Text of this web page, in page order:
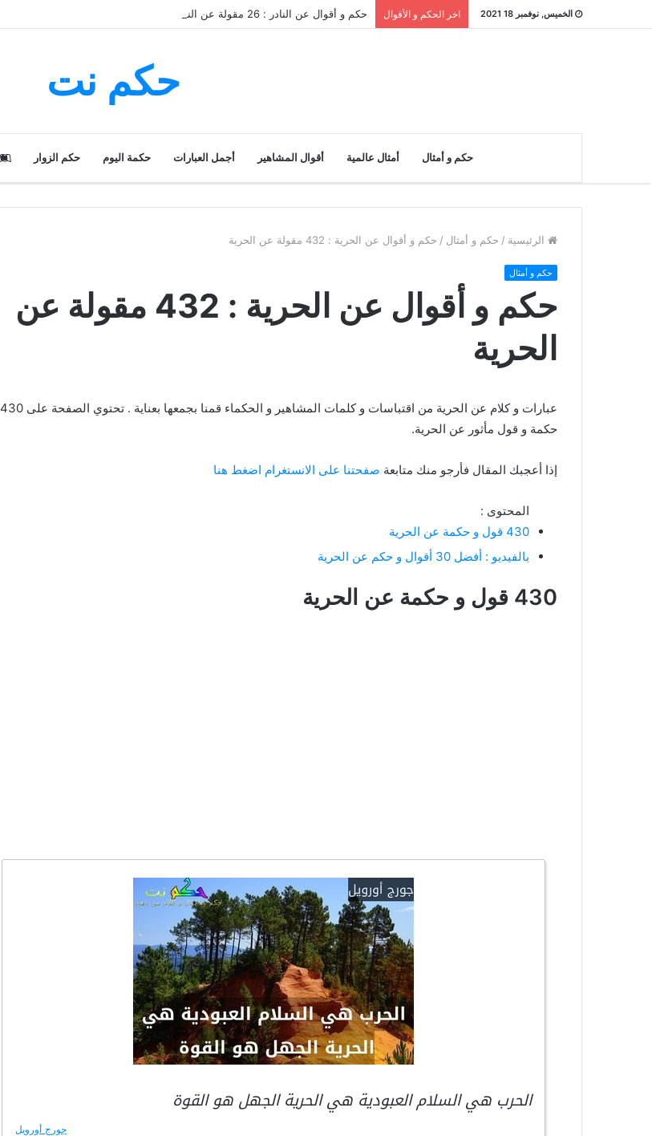
الخميس, نوفمبر 18 2021 اخر الحكم و الأقوال حكم و أقوال عن النادر : 26 مقولة عن النادر
حكم نت
حكم و أمثال أمثال عالمية أقوال المشاهير أجمل العبارات حكمة اليوم حكم الزوار
الرئيسية / حكم و أمثال / حكم و أقوال عن الحرية : 432 مقولة عن الحرية
حكم و أمثال
حكم و أقوال عن الحرية : 432 مقولة عن
الحرية
عبارات و كلام عن الحرية من اقتباسات و كلمات المشاهير و الحكماء قمنا بجمعها بعناية . تحتوي الصفحة على 430
حكمة و قول مأثور عن الحرية.
إذا أعجبك المقال فأرجو منك متابعة صفحتنا على الانستغرام اضغط هنا
المحتوى :
430 قول و حكمة عن الحرية
بالفيديو : أفضل 30 أقوال و حكم عن الحرية
430 قول و حكمة عن الحرية
الحرب هي السلام العبودية هي الحرية الجهل هو القوة
جورج أورويل